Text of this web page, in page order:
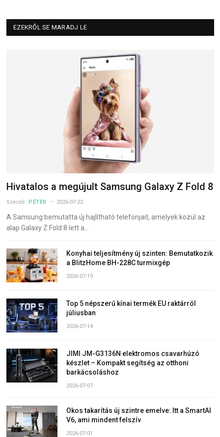
EZEKRŐL SE MARADJ LE
Hivatalos a megújult Samsung Galaxy Z Fold 8
Szerző: PÉTER 2026-07-22
A Samsung bemutatta új hajlítható telefonjait, amelyek közül az
alap Galaxy Z Fold 8 lett a…
Konyhai teljesítmény új szinten: Bemutatkozik
a BlitzHome BH-228C turmixgép
2026-07-19
Top 5 népszerű kínai termék EU raktárról
júliusban
2026-07-14
JIMI JM-G3136N elektromos csavarhúzó
készlet – Kompakt segítség az otthoni
barkácsoláshoz
2026-07-07
Okos takarítás új szintre emelve: Itt a SmartAI
V6, ami mindent felszív
2026-07-01